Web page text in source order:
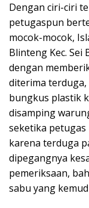
Dengan ciri-ciri
petugaspun
mocok-mocok,
Blinteng Kec. Sei
dengan
diterima
bungkus plastik
disamping
seketika
karena terduga
dipegangnya
pemeriksaan,
sabu yang